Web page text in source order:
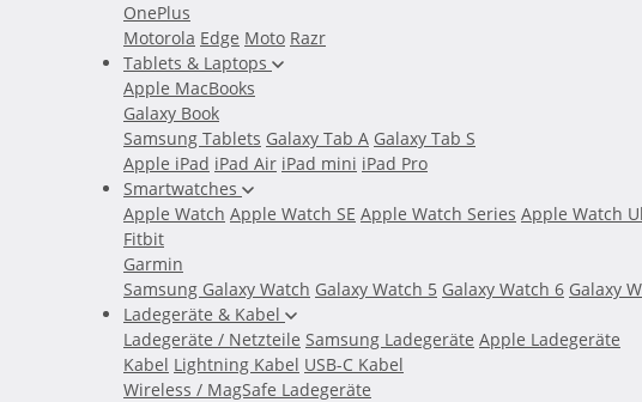
OnePlus
Motorola Edge Moto Razr
Tablets & Laptops
Apple MacBooks
Galaxy Book
Samsung Tablets Galaxy Tab A Galaxy Tab S
Apple iPad iPad Air iPad mini iPad Pro
Smartwatches
Apple Watch Apple Watch SE Apple Watch Series Apple Watch
Fitbit
Garmin
Samsung Galaxy Watch Galaxy Watch 5 Galaxy Watch 6 Galaxy
Ladegeräte & Kabel
Ladegeräte / Netzteile Samsung Ladegeräte Apple Ladegeräte
Kabel Lightning Kabel USB-C Kabel
Wireless / MagSafe Ladegeräte